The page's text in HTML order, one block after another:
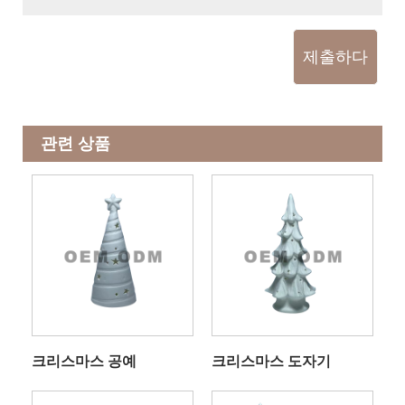
제출하다
관련 상품
크리스마스 공예 크리스마스 도자기